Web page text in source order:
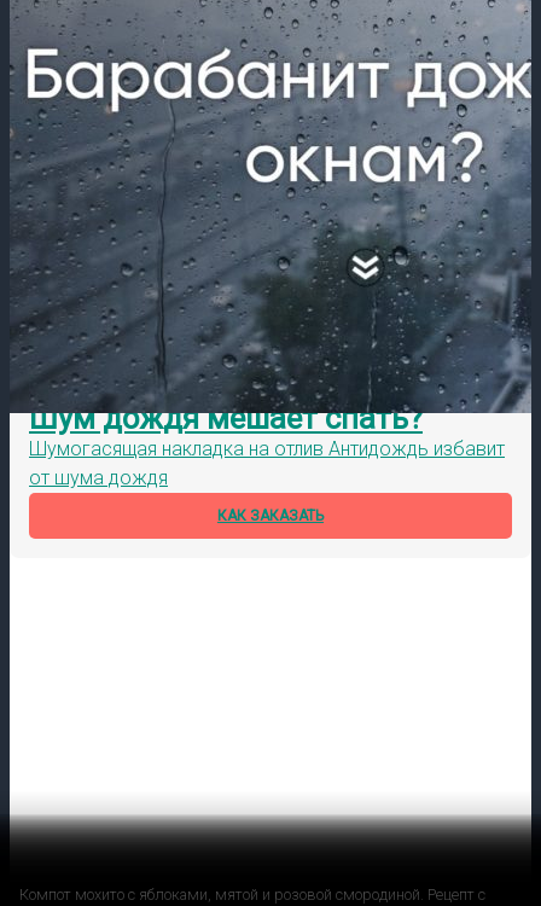
Компот мохито с яблоками, мятой и розовой смородиной. Рецепт с
Шум дождя мешает спать?
Шумогасящая накладка на отлив Антидождь избавит
от шума дождя
КАК ЗАКАЗАТЬ